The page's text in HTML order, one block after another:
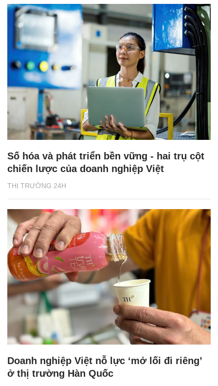
THỊ TRƯỜNG 24H
Số hóa và phát triển bền vững - hai trụ cột
chiến lược của doanh nghiệp Việt
Doanh nghiệp Việt nỗ lực ‘mở lối đi riêng’
ở thị trường Hàn Quốc